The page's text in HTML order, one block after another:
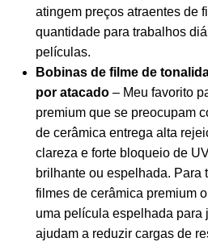
atingem preços atraentes de
quantidade para trabalhos
películas.
Bobinas de filme de
por atacado – Meu favorito
premium que se preocupam
de cerâmica entrega alta
clareza e forte bloqueio de
brilhante ou espelhada. Para
filmes de cerâmica premium
uma película espelhada para
ajudam a reduzir cargas de